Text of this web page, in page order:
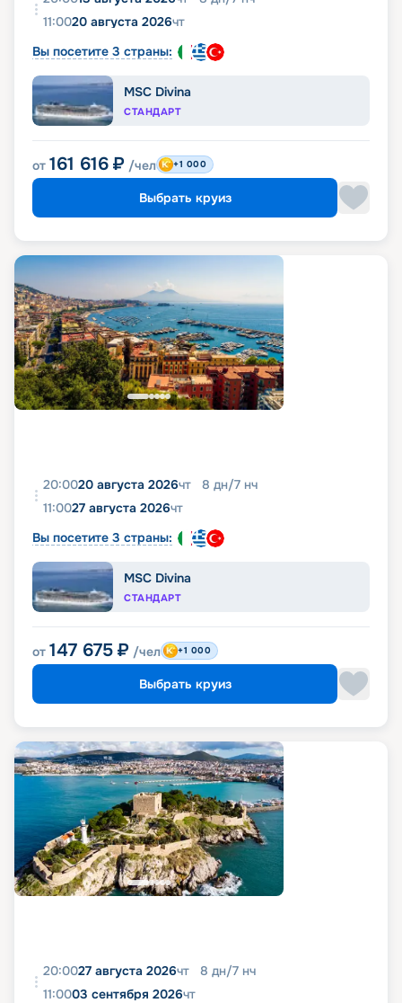
11:0020 августа 2026чт
Вы посетите 3 страны:
MSC Divina
СТАНДАРТ
от 161 616 ₽ /чел +1 000
Выбрать круиз
20:0020 августа 2026чт 8 дн/7 нч
11:0027 августа 2026чт
Вы посетите 3 страны:
MSC Divina
СТАНДАРТ
от 147 675 ₽ /чел +1 000
Выбрать круиз
20:0027 августа 2026чт 8 дн/7 нч
11:0003 сентября 2026чт